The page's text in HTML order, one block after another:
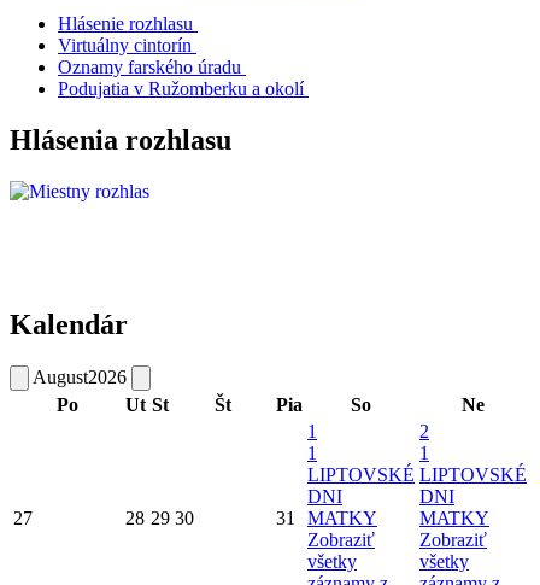
Hlásenie rozhlasu
Virtuálny cintorín
Oznamy farského úradu
Podujatia v Ružomberku a okolí
Hlásenia rozhlasu
Kalendár
August2026
Po
Ut St Št Pia So Ne
27 28 29 30 31
1
1
LIPTOVSKÉ
DNI
MATKY
Zobraziť
všetky
2
1
LIPTOVSKÉ
DNI
MATKY
Zobraziť
všetky